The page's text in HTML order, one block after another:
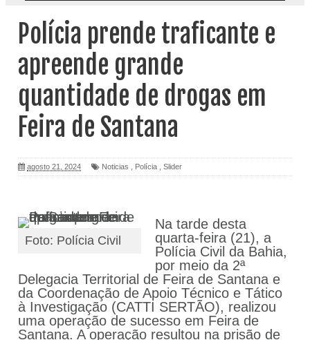
Polícia prende traficante e
apreende grande
quantidade de drogas em
Feira de Santana
agosto 21, 2024 Noticias Polícia Slider
Foto: Polícia Civil
Na tarde desta
quarta-feira (21), a
Polícia Civil da Bahia,
por meio da 2ª
Delegacia Territorial de Feira de Santana e
da Coordenação de Apoio Técnico e Tático
à Investigação (CATTI SERTÃO), realizou
uma operação de sucesso em Feira de
Santana. A operação resultou na prisão de